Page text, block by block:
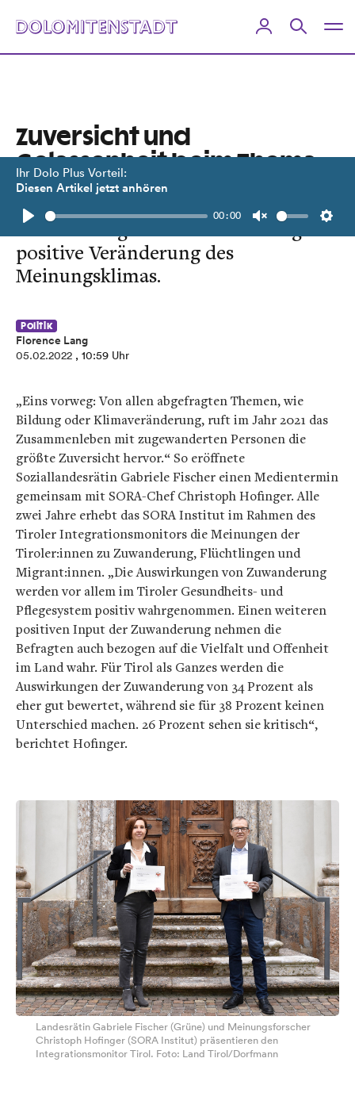
Ihr Dolo Plus Vorteil:
Diesen Artikel jetzt anhören
Play
00:00
Unmute
Zuversicht und
Gelassenheit beim Thema
Migration
Tiroler Integrationsmonitor zeigt
positive Veränderung des
Meinungsklimas.
Politik
Florence Lang
05.02.2022 , 10:59 Uhr
„Eins vorweg: Von allen abgefragten Themen, wie
Bildung oder Klimaveränderung, ruft im Jahr 2021 das
Zusammenleben mit zugewanderten Personen die
größte Zuversicht hervor.“ So eröffnete
Soziallandesrätin Gabriele Fischer einen Medientermin
gemeinsam mit SORA-Chef Christoph Hofinger. Alle
zwei Jahre erhebt das SORA Institut im Rahmen des
Tiroler Integrationsmonitors die Meinungen der
Tiroler:innen zu Zuwanderung, Flüchtlingen und
Migrant:innen. „Die Auswirkungen von Zuwanderung
werden vor allem im Tiroler Gesundheits- und
Pflegesystem positiv wahrgenommen. Einen weiteren
positiven Input der Zuwanderung nehmen die
Befragten auch bezogen auf die Vielfalt und Offenheit
im Land wahr. Für Tirol als Ganzes werden die
Auswirkungen der Zuwanderung von 34 Prozent als
eher gut bewertet, während sie für 38 Prozent keinen
Unterschied machen. 26 Prozent sehen sie kritisch“,
berichtet Hofinger.
Landesrätin Gabriele Fischer (Grüne) und Meinungsforscher
Christoph Hofinger (SORA Institut) präsentieren den
Integrationsmonitor Tirol. Foto: Land Tirol/Dorfmann